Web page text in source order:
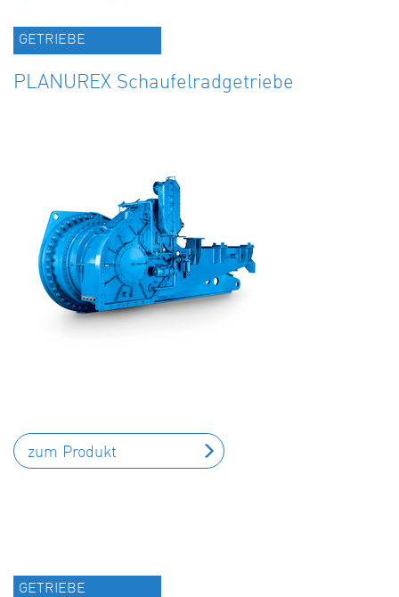
GETRIEBE
PLANUREX Schaufelradgetriebe
zum Produkt
GETRIEBE